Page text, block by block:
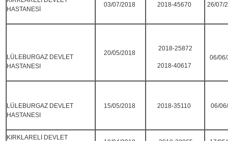
HASTANESİ
03/07/2018 2018-45670 26/07/
LÜLEBURGAZ DEVLET
HASTANESI
20/05/2018
2018-25872
2018-40617
06/
LÜLEBURGAZ DEVLET
HASTANESI
15/05/2018 2018-35110 06/
KIRKLARELİ DEVLET